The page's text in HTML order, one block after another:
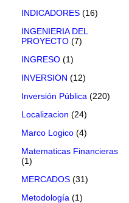
INDICADORES (16)
INGENIERIA DEL
PROYECTO (7)
INGRESO (1)
INVERSION (12)
Inversión Pública (220)
Localizacion (24)
Marco Logico (4)
Matematicas Financieras
(1)
MERCADOS (31)
Metodología (1)